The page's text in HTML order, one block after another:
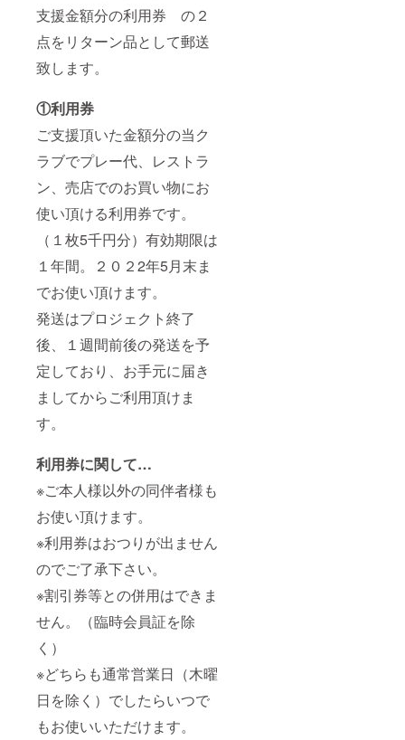
支援金額分の利用券 の２
点をリターン品として郵送
致します。
①利用券
ご支援頂いた金額分の当ク
ラブでプレー代、レストラ
ン、売店でのお買い物にお
使い頂ける利用券です。
（１枚5千円分）有効期限は
１年間。２０２2年5月末ま
でお使い頂けます。
発送はプロジェクト終了
後、１週間前後の発送を予
定しており、お手元に届き
ましてからご利用頂けま
す。
利用券に関して…
※ご本人様以外の同伴者様も
お使い頂けます。
※利用券はおつりが出ません
のでご了承下さい。
※割引券等との併用はできま
せん。（臨時会員証を除
く）
※どちらも通常営業日（木曜
日を除く）でしたらいつで
もお使いいただけます。